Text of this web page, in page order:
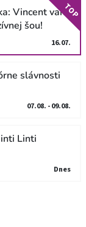
Vincent van
šou!
16.07.
TOP
slávnosti
07.08. - 09.08.
Linti
Dnes